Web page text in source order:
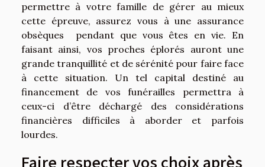
permettre à votre famille de gérer au mieux
cette épreuve, assurez vous à une assurance
obsèques pendant que vous êtes en vie. En
faisant ainsi, vos proches éplorés auront une
grande tranquillité et de sérénité pour faire face
à cette situation. Un tel capital destiné au
financement de vos funérailles permettra à
ceux-ci d’être déchargé des considérations
financières difficiles à aborder et parfois
lourdes.
Faire respecter vos choix après